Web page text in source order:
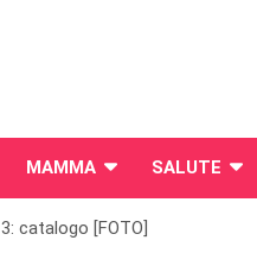
MAMMA SALUTE
catalogo [FOTO]